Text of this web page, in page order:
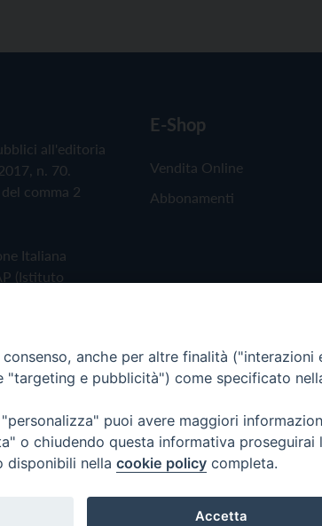
all'editoria
n. 70.
comma 2
Italiana
(Istituto
E-Shop
Vendita Online
Abbonamenti
anche per altre finalità ("interazioni
"targeting e pubblicità") come specificato
puoi avere maggiori
o chiudendo questa informativa proseguirai
disponibili nella cookie policy completa.
Accetta